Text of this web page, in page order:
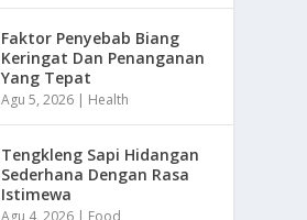
Faktor Penyebab Biang
Keringat Dan Penanganan
Yang Tepat
Agu 5, 2026 | Health
Tengkleng Sapi Hidangan
Sederhana Dengan Rasa
Istimewa
Agu 4, 2026 | Food